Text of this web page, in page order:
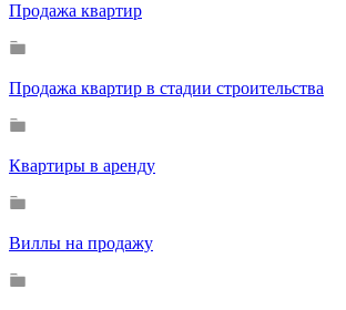
Продажа квартир
Продажа квартир в стадии строительства
Квартиры в аренду
Виллы на продажу